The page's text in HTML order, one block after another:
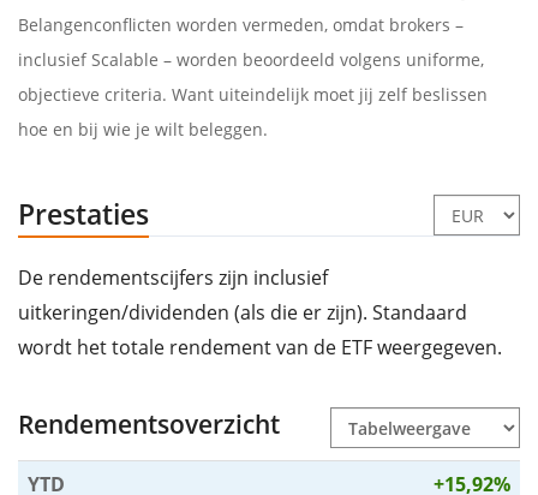
Belangenconflicten worden vermeden, omdat brokers –
inclusief Scalable – worden beoordeeld volgens uniforme,
objectieve criteria. Want uiteindelijk moet jij zelf beslissen
hoe en bij wie je wilt beleggen.
Prestaties
De rendementscijfers zijn inclusief
uitkeringen/dividenden (als die er zijn). Standaard
wordt het totale rendement van de ETF weergegeven.
Rendementsoverzicht
YTD +15,92%